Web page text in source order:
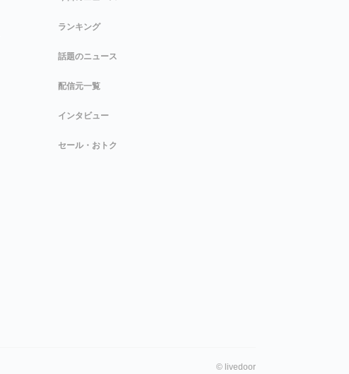
ランキング
話題のニュース
配信元一覧
インタビュー
セール・おトク
© livedoor